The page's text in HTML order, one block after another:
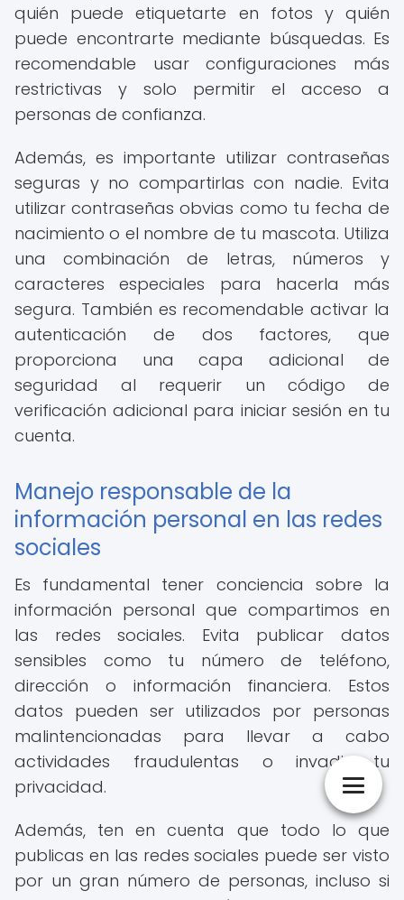
quién puede etiquetarte en fotos y quién
puede encontrarte mediante búsquedas. Es
recomendable usar configuraciones más
restrictivas y solo permitir el acceso a
personas de confianza.
Además, es importante utilizar contraseñas
seguras y no compartirlas con nadie. Evita
utilizar contraseñas obvias como tu fecha de
nacimiento o el nombre de tu mascota. Utiliza
una combinación de letras, números y
caracteres especiales para hacerla más
segura. También es recomendable activar la
autenticación de dos factores, que
proporciona una capa adicional de
seguridad al requerir un código de
verificación adicional para iniciar sesión en tu
cuenta.
Manejo responsable de la
información personal en las redes
sociales
Es fundamental tener conciencia sobre la
información personal que compartimos en
las redes sociales. Evita publicar datos
sensibles como tu número de teléfono,
dirección o información financiera. Estos
datos pueden ser utilizados por personas
malintencionadas para llevar a cabo
actividades fraudulentas o invadir tu
privacidad.
Además, ten en cuenta que todo lo que
publicas en las redes sociales puede ser visto
por un gran número de personas, incluso si